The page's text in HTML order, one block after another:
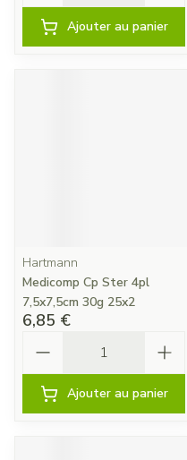
Ajouter au panier
Hartmann
Medicomp Cp Ster 4pl
7,5x7,5cm 30g 25x2
6,85 €
Ajouter au panier